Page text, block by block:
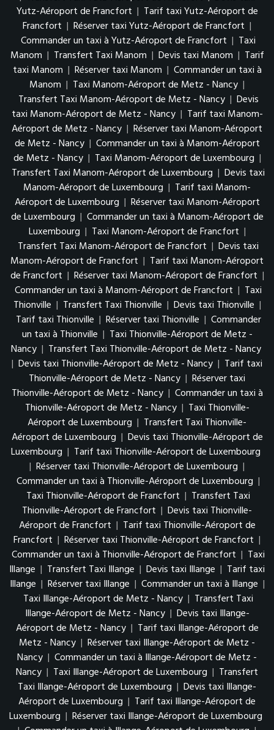
Yutz-Aéroport de Francfort | Tarif taxi Yutz-Aéroport de
Francfort | Réserver taxi Yutz-Aéroport de Francfort |
Commander un taxi à Yutz-Aéroport de Francfort | Taxi
Manom | Transfert Taxi Manom | Devis taxi Manom | Tarif
taxi Manom | Réserver taxi Manom | Commander un taxi à
Manom | Taxi Manom-Aéroport de Metz - Nancy |
Transfert Taxi Manom-Aéroport de Metz - Nancy | Devis
taxi Manom-Aéroport de Metz - Nancy | Tarif taxi Manom-
Aéroport de Metz - Nancy | Réserver taxi Manom-Aéroport
de Metz - Nancy | Commander un taxi à Manom-Aéroport
de Metz - Nancy | Taxi Manom-Aéroport de Luxembourg |
Transfert Taxi Manom-Aéroport de Luxembourg | Devis taxi
Manom-Aéroport de Luxembourg | Tarif taxi Manom-
Aéroport de Luxembourg | Réserver taxi Manom-Aéroport
de Luxembourg | Commander un taxi à Manom-Aéroport de
Luxembourg | Taxi Manom-Aéroport de Francfort |
Transfert Taxi Manom-Aéroport de Francfort | Devis taxi
Manom-Aéroport de Francfort | Tarif taxi Manom-Aéroport
de Francfort | Réserver taxi Manom-Aéroport de Francfort |
Commander un taxi à Manom-Aéroport de Francfort | Taxi
Thionville | Transfert Taxi Thionville | Devis taxi Thionville |
Tarif taxi Thionville | Réserver taxi Thionville | Commander
un taxi à Thionville | Taxi Thionville-Aéroport de Metz -
Nancy | Transfert Taxi Thionville-Aéroport de Metz - Nancy
| Devis taxi Thionville-Aéroport de Metz - Nancy | Tarif taxi
Thionville-Aéroport de Metz - Nancy | Réserver taxi
Thionville-Aéroport de Metz - Nancy | Commander un taxi à
Thionville-Aéroport de Metz - Nancy | Taxi Thionville-
Aéroport de Luxembourg | Transfert Taxi Thionville-
Aéroport de Luxembourg | Devis taxi Thionville-Aéroport de
Luxembourg | Tarif taxi Thionville-Aéroport de Luxembourg
| Réserver taxi Thionville-Aéroport de Luxembourg |
Commander un taxi à Thionville-Aéroport de Luxembourg |
Taxi Thionville-Aéroport de Francfort | Transfert Taxi
Thionville-Aéroport de Francfort | Devis taxi Thionville-
Aéroport de Francfort | Tarif taxi Thionville-Aéroport de
Francfort | Réserver taxi Thionville-Aéroport de Francfort |
Commander un taxi à Thionville-Aéroport de Francfort | Taxi
Illange | Transfert Taxi Illange | Devis taxi Illange | Tarif taxi
Illange | Réserver taxi Illange | Commander un taxi à Illange |
Taxi Illange-Aéroport de Metz - Nancy | Transfert Taxi
Illange-Aéroport de Metz - Nancy | Devis taxi Illange-
Aéroport de Metz - Nancy | Tarif taxi Illange-Aéroport de
Metz - Nancy | Réserver taxi Illange-Aéroport de Metz -
Nancy | Commander un taxi à Illange-Aéroport de Metz -
Nancy | Taxi Illange-Aéroport de Luxembourg | Transfert
Taxi Illange-Aéroport de Luxembourg | Devis taxi Illange-
Aéroport de Luxembourg | Tarif taxi Illange-Aéroport de
Luxembourg | Réserver taxi Illange-Aéroport de Luxembourg